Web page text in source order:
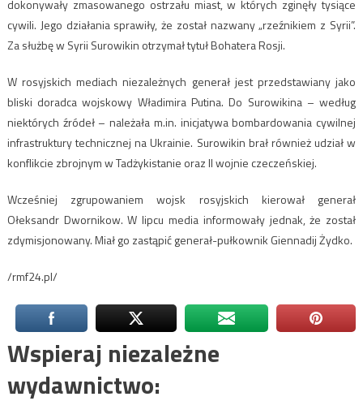
dokonywały zmasowanego ostrzału miast, w których zginęły tysiące
cywili. Jego działania sprawiły, że został nazwany „rzeźnikiem z Syrii”.
Za służbę w Syrii Surowikin otrzymał tytuł Bohatera Rosji.
W rosyjskich mediach niezależnych generał jest przedstawiany jako
bliski doradca wojskowy Władimira Putina. Do Surowikina – według
niektórych źródeł – należała m.in. inicjatywa bombardowania cywilnej
infrastruktury technicznej na Ukrainie. Surowikin brał również udział w
konflikcie zbrojnym w Tadżykistanie oraz II wojnie czeczeńskiej.
Wcześniej zgrupowaniem wojsk rosyjskich kierował generał
Ołeksandr Dwornikow. W lipcu media informowały jednak, że został
zdymisjonowany. Miał go zastąpić generał-pułkownik Giennadij Żydko.
/rmf24.pl/
Wspieraj niezależne
wydawnictwo: